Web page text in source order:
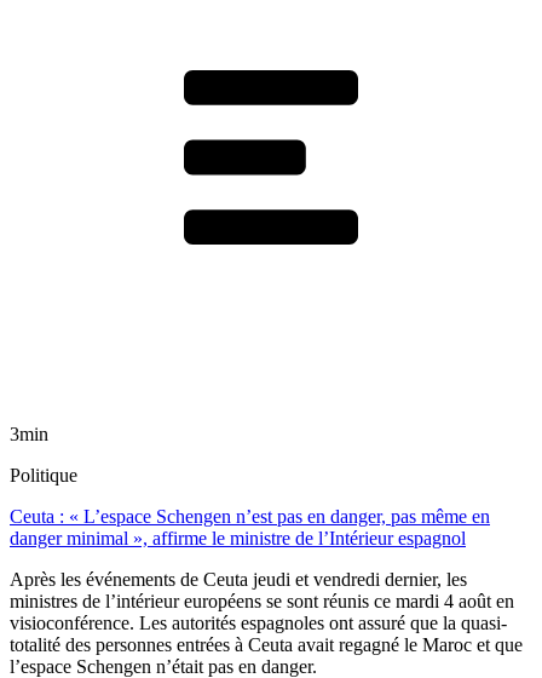
3min
Politique
Ceuta : « L’espace Schengen n’est pas en danger, pas même en
danger minimal », affirme le ministre de l’Intérieur espagnol
Après les événements de Ceuta jeudi et vendredi dernier, les
ministres de l’intérieur européens se sont réunis ce mardi 4 août en
visioconférence. Les autorités espagnoles ont assuré que la quasi-
totalité des personnes entrées à Ceuta avait regagné le Maroc et que
l’espace Schengen n’était pas en danger.